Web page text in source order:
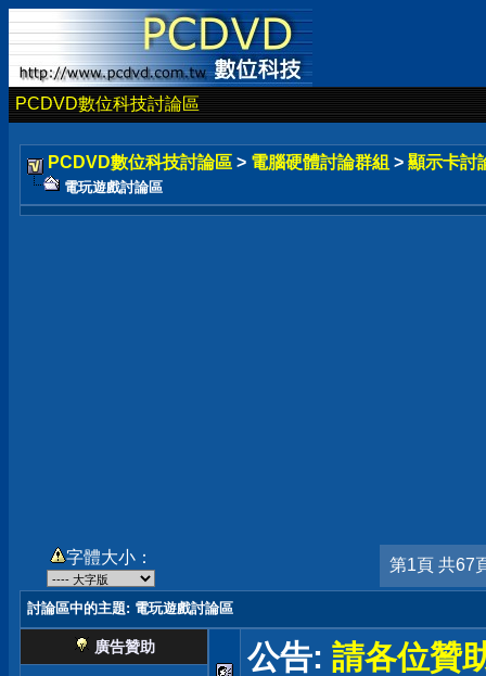
PCDVD數位科技討論區
PCDVD數位科技討論區 > 電腦硬體討論群組 > 顯示卡討
電玩遊戲討論區
字體大小： 第1頁 共67
討論區中的主題: 電玩遊戲討論區
廣告贊助 公告: 請各位贊